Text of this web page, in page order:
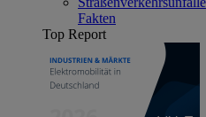
Fakten
Top Report